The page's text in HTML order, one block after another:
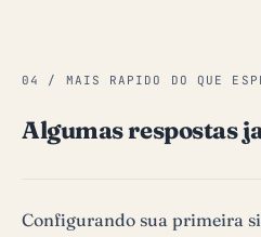
04 / MAIS RAPIDO DO QUE
Algumas respostas
Configurando sua primeira